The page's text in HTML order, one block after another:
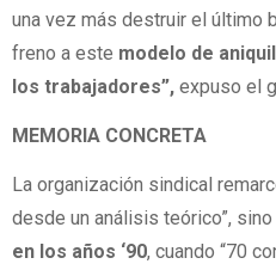
una vez más destruir el último
freno a este modelo de
los trabajadores”, expuso el
MEMORIA CONCRETA
La organización sindical
desde un análisis teórico”,
en los años ‘90, cuando “70